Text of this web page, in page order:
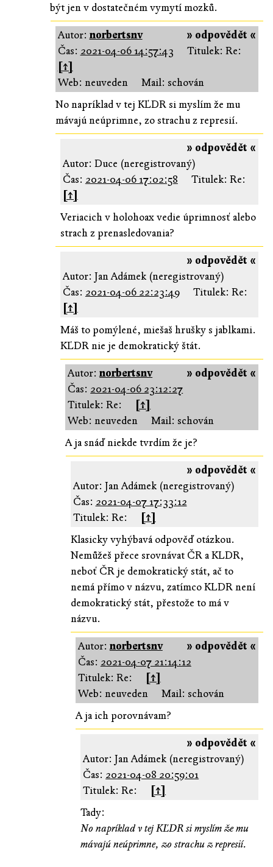
být jen v dostatečném vymytí mozků.
» odpovědět «
Autor:norbertsnv
Čas: 2021-04-06 14:57:43
Titulek: Re:
[↑]
Web: neuveden
Mail: schován
No napríklad v tej KĽDR si myslím že mu
mávajú neúprimne, zo strachu z represií.
» odpovědět «
Autor: Duce (neregistrovaný)
Čas: 2021-04-06 17:02:58
Titulek: Re:
[↑]
Veriacich v holohoax vedie úprimnosť alebo
strach z prenasledovania?
» odpovědět «
Autor: Jan Adámek (neregistrovaný)
Čas: 2021-04-06 22:23:49
Titulek: Re:
[↑]
Máš to pomýlené, miešaš hrušky s jablkami.
KĽDR nie je demokratický štát.
» odpovědět «
Autor:norbertsnv
Čas: 2021-04-06 23:12:27
Titulek: Re:
[↑]
Web: neuveden
Mail: schován
A ja snáď niekde tvrdím že je?
» odpovědět «
Autor: Jan Adámek (neregistrovaný)
Čas: 2021-04-07 17:33:12
Titulek: Re:
[↑]
Klasicky vyhýbavá odpověď otázkou.
Nemůžeš přece srovnávat ČR a KLDR,
neboť ČR je demokratický stát, ač to
nemá přímo v názvu, zatímco KLDR není
demokratický stát, přestože to má v
názvu.
» odpovědět «
Autor:norbertsnv
Čas: 2021-04-07 21:14:12
Titulek: Re:
[↑]
Web: neuveden
Mail: schován
A ja ich porovnávam?
» odpovědět «
Autor: Jan Adámek (neregistrovaný)
Čas: 2021-04-08 20:59:01
Titulek: Re:
[↑]
Tady:
No napríklad v tej KĽDR si myslím že mu
mávajú neúprimne, zo strachu z represií.